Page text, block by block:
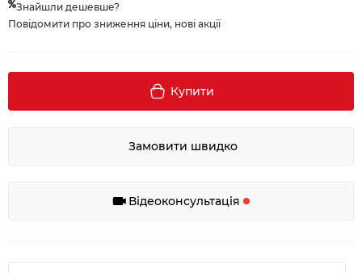
Знайшли дешевше?
Повідомити про зниження ціни, нові акції
Купити
Замовити швидко
Відеоконсультація